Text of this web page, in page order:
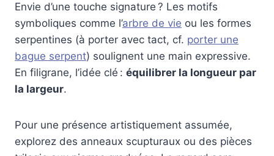
Envie d’une touche signature ? Les motifs
symboliques comme l’arbre de vie ou les formes
serpentines (à porter avec tact, cf. porter une
bague serpent) soulignent une main expressive.
En filigrane, l’idée clé : équilibrer la longueur par
la largeur.
Pour une présence artistiquement assumée,
explorez des anneaux scupturaux ou des pièces